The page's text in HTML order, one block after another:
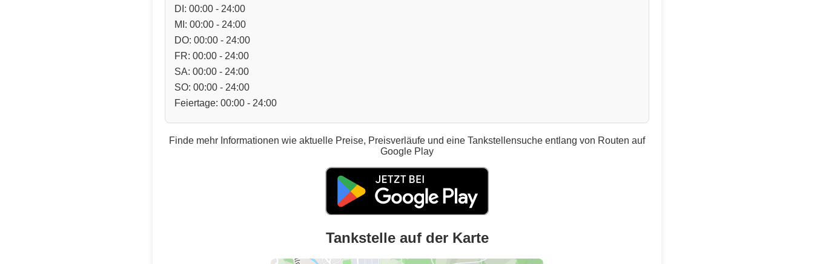
DI: 00:00 - 24:00
MI: 00:00 - 24:00
DO: 00:00 - 24:00
FR: 00:00 - 24:00
SA: 00:00 - 24:00
SO: 00:00 - 24:00
Feiertage: 00:00 - 24:00
Finde mehr Informationen wie aktuelle Preise, Preisverläufe und eine Tankstellensuche entlang von Routen auf
Google Play
Tankstelle auf der Karte